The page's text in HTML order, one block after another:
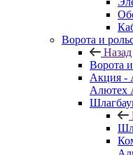
Ворота и
Назад
Ворота
Акция -
Алютех